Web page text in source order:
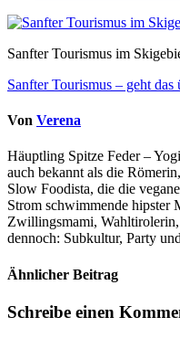
Sanfter Tourismus im
Sanfter Tourismus – geht das
Von Verena
Häuptling Spitze Feder –
auch bekannt als die
Slow Foodista, die die
Strom schwimmende hipster
Zwillingsmami,
dennoch: Subkultur, Party
Ähnlicher Beitrag
Schreibe einen